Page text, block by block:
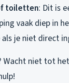
toiletten: Dit is
vaak diep in
je niet direct
Wacht niet tot